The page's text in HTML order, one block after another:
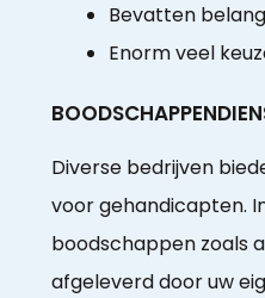
Bevatten
Enorm veel
Diverse bedrijven
voor gehandicapten.
boodschappen zoals
afgeleverd door uw